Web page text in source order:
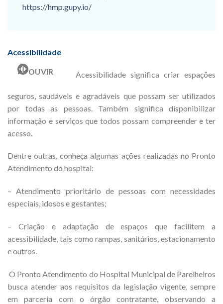
https://hmp.gupy.io/
Acessibilidade
OUVIR Acessibilidade significa criar espações
seguros, saudáveis e agradáveis que possam ser utilizados
por todas as pessoas. Também significa disponibilizar
informação e serviços que todos possam compreender e ter
acesso.
Dentre outras, conheça algumas ações realizadas no Pronto
Atendimento do hospital:
– Atendimento prioritário de pessoas com necessidades
especiais, idosos e gestantes;
– Criação e adaptação de espaços que facilitem a
acessibilidade, tais como rampas, sanitários, estacionamento
e outros.
O Pronto Atendimento do Hospital Municipal de Parelheiros
busca atender aos requisitos da legislação vigente, sempre
em parceria com o órgão contratante, observando a